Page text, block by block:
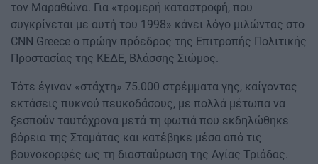
τον Μαραθώνα. Για «τρομερή καταστροφή, που
συγκρίνεται με αυτή του 1998» κάνει λόγο μιλώντας στο
CNN Greece ο πρώην πρόεδρος της Επιτροπής Πολιτικής
Προστασίας της ΚΕΔΕ, Βλάσσης Σιώμος.
Τότε έγιναν «στάχτη» 75.000 στρέμματα γης, καίγοντας
εκτάσεις πυκνού πευκοδάσους, με πολλά μέτωπα να
ξεσπούν ταυτόχρονα μετά τη φωτιά που εκδηλώθηκε
βόρεια της Σταμάτας και κατέβηκε μέσα από τις
βουνοκορφές ως τη διασταύρωση της Αγίας Τριάδας.